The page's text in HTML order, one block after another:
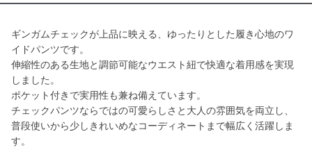
ギンガムチェックが上品に映える、ゆったりとした履き心地のワ
イドパンツです。
伸縮性のある生地と調節可能なウエスト紐で快適な着用感を実現
しました。
ポケット付きで実用性も兼ね備えています。
チェックパンツならではの可愛らしさと大人の雰囲気を両立し、
普段使いから少しきれいめなコーディネートまで幅広く活躍しま
す。